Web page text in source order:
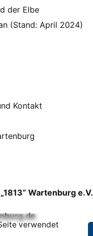
der Elbe
(Stand: April 2024)
Kontakt
Wartenburg e.V.
verwendet